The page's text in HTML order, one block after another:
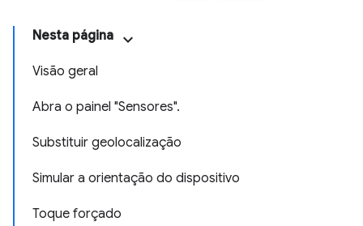
Nesta página
Visão geral
Abra o painel "Sensores".
Substituir geolocalização
Simular a orientação do dispositivo
Toque forçado